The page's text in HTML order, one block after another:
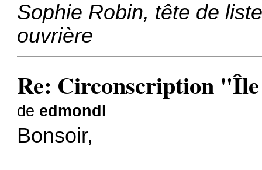
Sophie Robin, tête de
ouvrière
Re: Circonscription
de edmondl
Bonsoir,